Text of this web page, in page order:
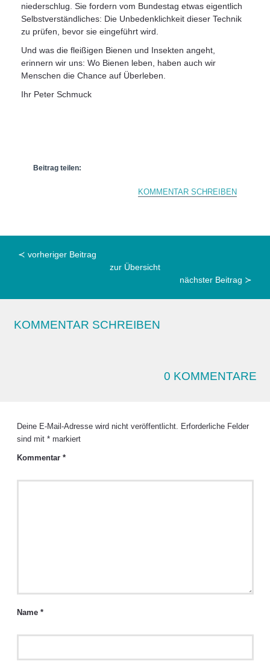
niederschlug. Sie fordern vom Bundestag etwas eigentlich
Selbstverständliches: Die Unbedenklichkeit dieser Technik
zu prüfen, bevor sie eingeführt wird.
Und was die fleißigen Bienen und Insekten angeht,
erinnern wir uns: Wo Bienen leben, haben auch wir
Menschen die Chance auf Überleben.
Ihr Peter Schmuck
Beitrag teilen:
KOMMENTAR SCHREIBEN
≺ vorheriger Beitrag
zur Übersicht
nächster Beitrag ≻
KOMMENTAR SCHREIBEN
0 KOMMENTARE
Deine E-Mail-Adresse wird nicht veröffentlicht.
Erforderliche Felder
sind mit *markiert
Kommentar *
Name *